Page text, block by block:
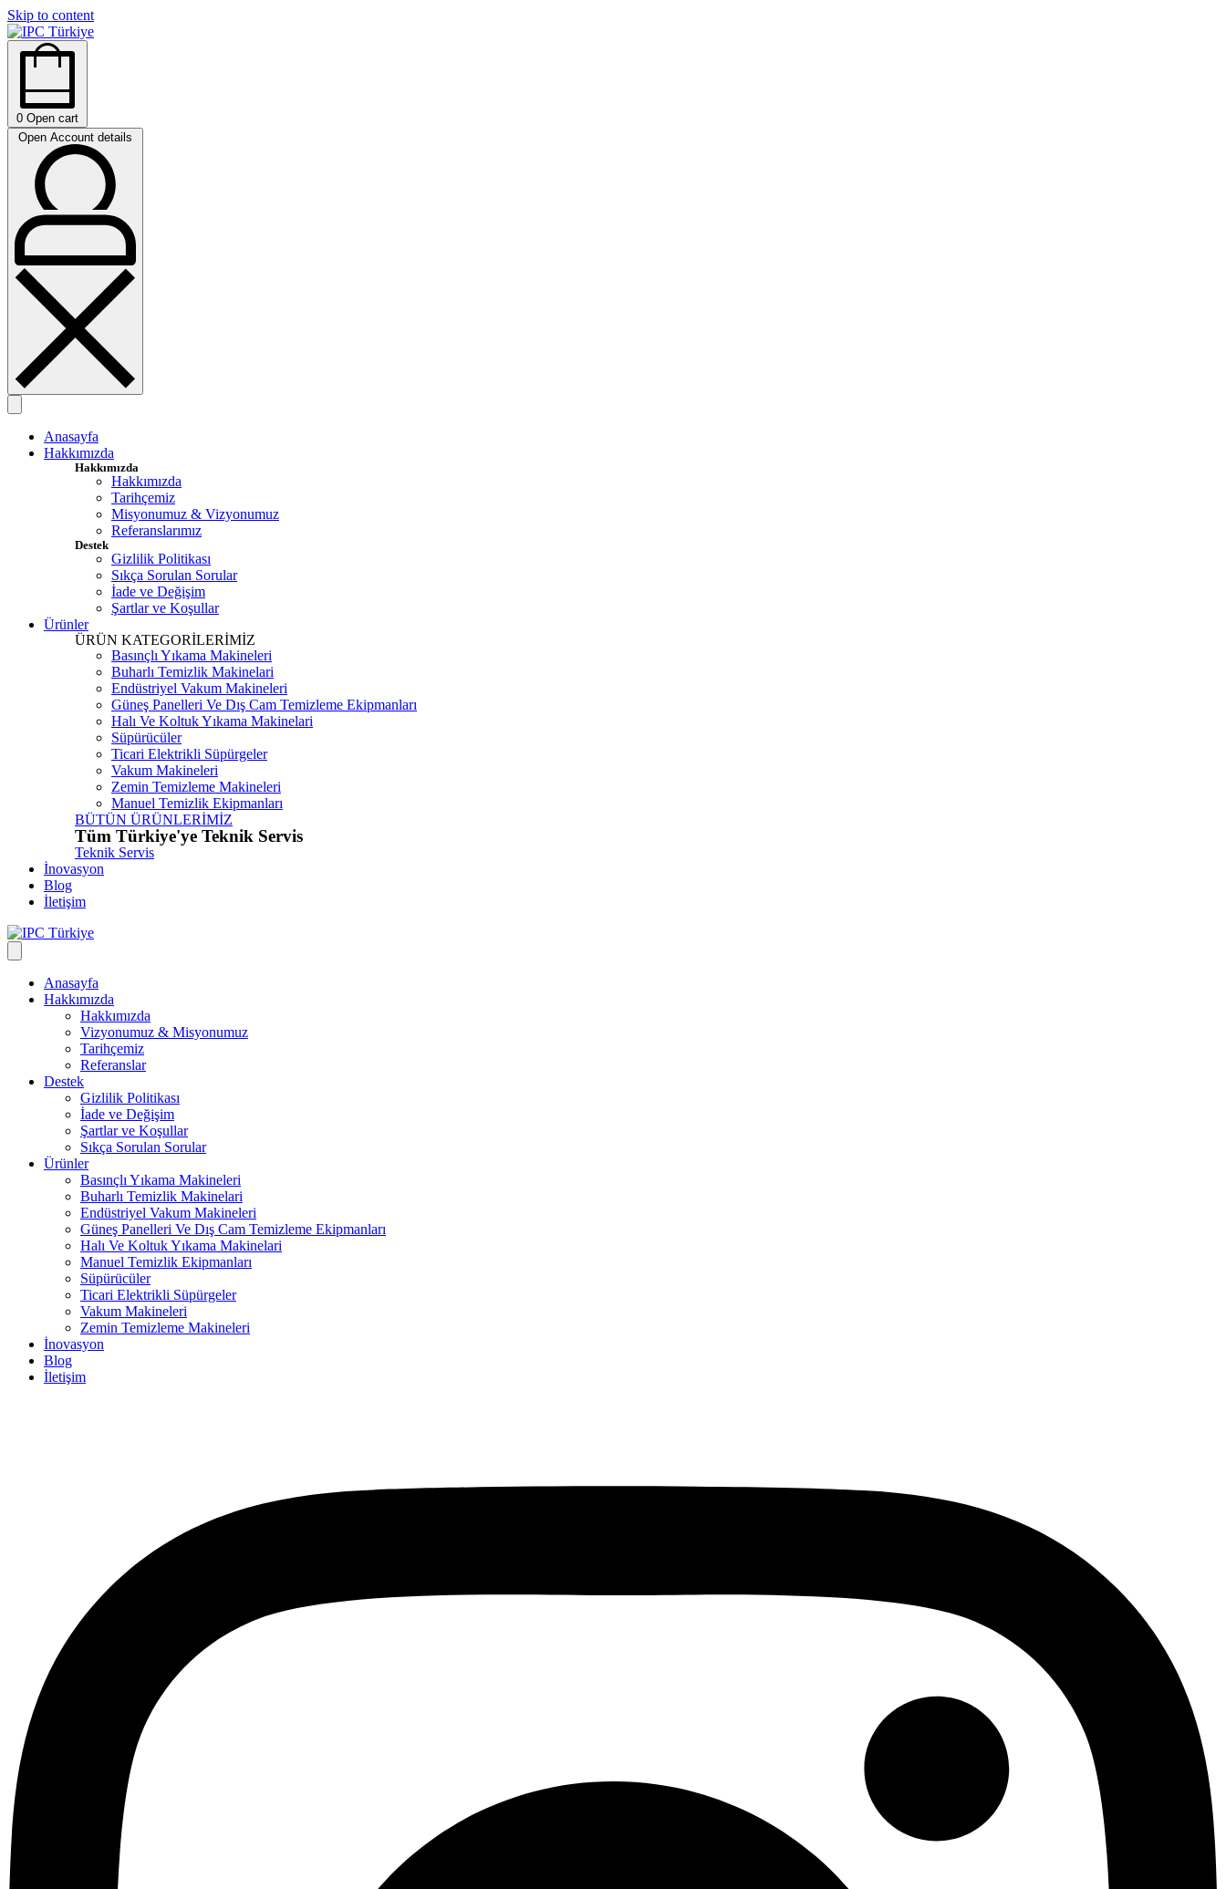
Skip to content
0 Open cart
Open Account details
Anasayfa
Hakkımızda
Hakkımızda
Hakkımızda
Tarihçemiz
Misyonumuz & Vizyonumuz
Referanslarımız
Destek
Gizlilik Politikası
Sıkça Sorulan Sorular
İade ve Değişim
Şartlar ve Koşullar
Ürünler
ÜRÜN KATEGORİLERİMİZ
Basınçlı Yıkama Makineleri
Buharlı Temizlik Makinelari
Endüstriyel Vakum Makineleri
Güneş Panelleri Ve Dış Cam Temizleme Ekipmanları
Halı Ve Koltuk Yıkama Makinelari
Süpürücüler
Ticari Elektrikli Süpürgeler
Vakum Makineleri
Zemin Temizleme Makineleri
Manuel Temizlik Ekipmanları
BÜTÜN ÜRÜNLERİMİZ
Tüm Türkiye'ye Teknik Servis
Teknik Servis
İnovasyon
Blog
İletişim
Anasayfa
Hakkımızda
Hakkımızda
Vizyonumuz & Misyonumuz
Tarihçemiz
Referanslar
Destek
Gizlilik Politikası
İade ve Değişim
Şartlar ve Koşullar
Sıkça Sorulan Sorular
Ürünler
Basınçlı Yıkama Makineleri
Buharlı Temizlik Makinelari
Endüstriyel Vakum Makineleri
Güneş Panelleri Ve Dış Cam Temizleme Ekipmanları
Halı Ve Koltuk Yıkama Makinelari
Manuel Temizlik Ekipmanları
Süpürücüler
Ticari Elektrikli Süpürgeler
Vakum Makineleri
Zemin Temizleme Makineleri
İnovasyon
Blog
İletişim